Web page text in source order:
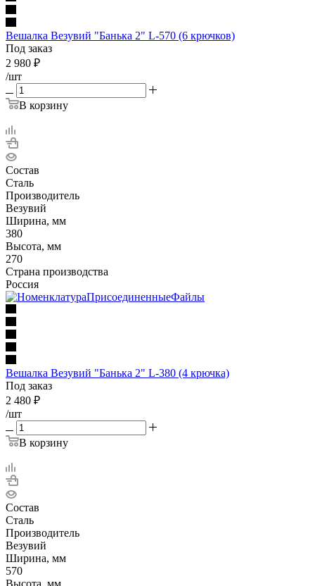
Вешалка Везувий "Банька 2" L-570 (6 крючков)
Под заказ
2 980 ₽
/шт
В корзину
Состав
Сталь
Производитель
Везувий
Ширина, мм
380
Высота, мм
270
Страна производства
Россия
Вешалка Везувий "Банька 2" L-380 (4 крючка)
Под заказ
2 480 ₽
/шт
В корзину
Состав
Сталь
Производитель
Везувий
Ширина, мм
570
Высота, мм